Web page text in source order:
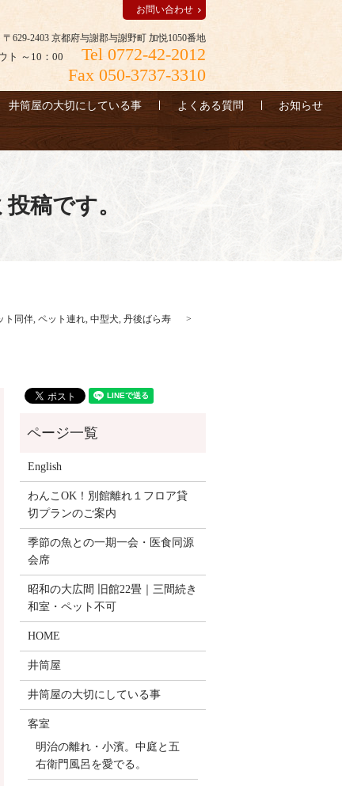
〒629-2403 京都府与謝郡与謝野町 加悦1050番地
ト ～10：00
Tel 0772-42-2012
Fax 050-3737-3310
お問い合わせ
井筒屋の大切にしている事 よくある質問 お知らせ
稿です。
ト同伴, ペット連れ, 中型犬, 丹後ばら寿
English
わんこOK！別館離れ１フロア貸
切プランのご案内
季節の魚との一期一会・医食同源
会席
昭和の大広間 旧館22畳｜三間続き
和室・ペット不可
HOME
井筒屋
井筒屋の大切にしている事
客室
明治の離れ・小濱。中庭と五
右衛門風呂を愛でる。